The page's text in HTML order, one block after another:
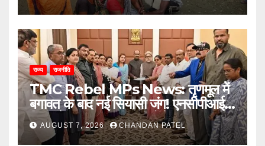
राज्य राजनीति
TMC Rebel MPs News: तृणमूल में
बगावत के बाद नई सियासी जंग! एनसीपीआई में
विलय के बावजूद बागी सांसदों में बढ़ी खींचतान,
भाजपा को लेकर भी दो राय
AUGUST 7, 2026 CHANDAN PATEL